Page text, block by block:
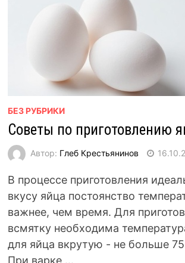
БЕЗ РУБРИКИ
Советы по приготовлению
Автор: Глеб Крестьянинов
В процессе приготовления
вкусу яйца постоянство
важнее, чем время. Для
всмятку необходима
для яйца вкрутую - не больше 75
При варке ...